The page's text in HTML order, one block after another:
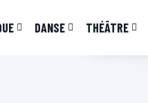
DANSE THÉÂTRE